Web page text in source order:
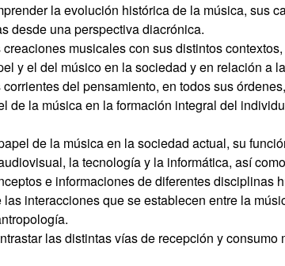
la evolución histórica de la música, sus
desde una perspectiva diacrónica.
musicales con sus distintos
y el del músico en la sociedad y en relación a
del pensamiento, en todos sus
de la música en la formación integral del
de la música en la sociedad actual, su
la tecnología y la informática, así
e informaciones de diferentes disciplinas
interacciones que se establecen entre la
las distintas vías de recepción y